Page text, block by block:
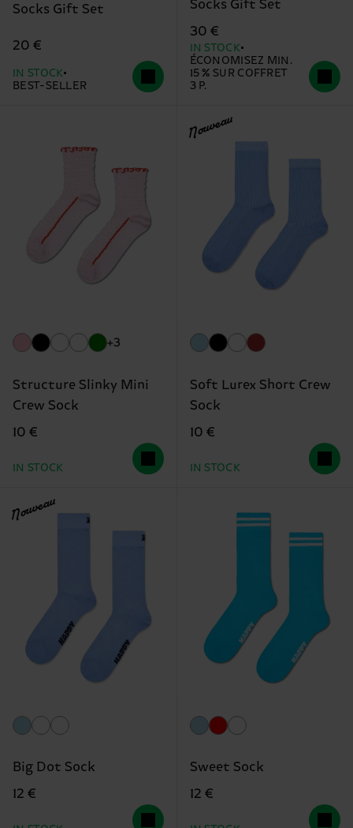
Socks Gift Set
20 €
IN STOCK
BEST-SELLER
Socks Gift Set
30 €
IN STOCK
ÉCONOMISEZ MIN.
15 % SUR COFFRET
3 P.
+3
Structure Slinky Mini
Crew Sock
10 €
IN STOCK
Nouveau
Soft Lurex Short Crew
Sock
10 €
IN STOCK
Nouveau
Big Dot Sock
12 €
Sweet Sock
12 €